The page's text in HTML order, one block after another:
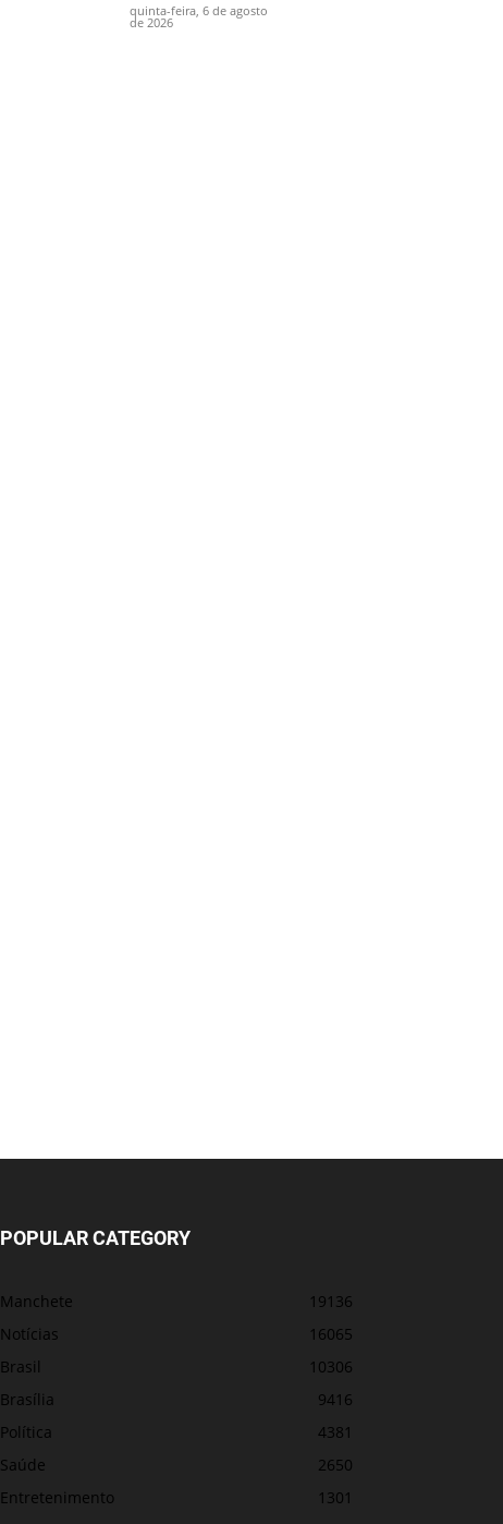
quinta-feira, 6 de agosto
de 2026
POPULAR CATEGORY
Manchete
19136
Notícias
16065
Brasil
10306
Brasília
9416
Política
4381
Saúde
2650
Entretenimento
1301